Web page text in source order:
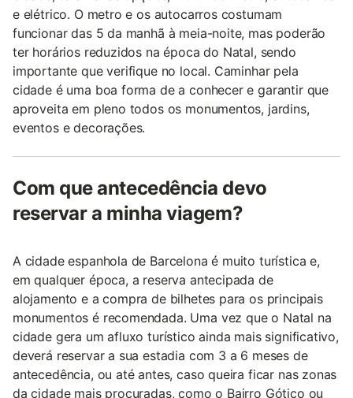
e elétrico. O metro e os autocarros costumam
funcionar das 5 da manhã à meia-noite, mas poderão
ter horários reduzidos na época do Natal, sendo
importante que verifique no local. Caminhar pela
cidade é uma boa forma de a conhecer e garantir que
aproveita em pleno todos os monumentos, jardins,
eventos e decorações.
Com que antecedência devo
reservar a minha viagem?
A cidade espanhola de Barcelona é muito turística e,
em qualquer época, a reserva antecipada de
alojamento e a compra de bilhetes para os principais
monumentos é recomendada. Uma vez que o Natal na
cidade gera um afluxo turístico ainda mais significativo,
deverá reservar a sua estadia com 3 a 6 meses de
antecedência, ou até antes, caso queira ficar nas zonas
da cidade mais procuradas, como o Bairro Gótico ou